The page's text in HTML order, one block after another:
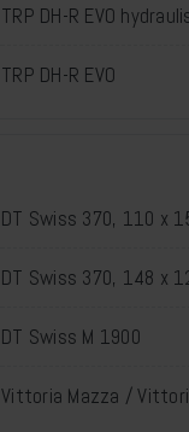
TRP DH-R EVO
TRP DH-R EVO
DT Swiss 370, 110 x
DT Swiss 370, 148 x
DT Swiss M 1900
Vittoria Mazza /